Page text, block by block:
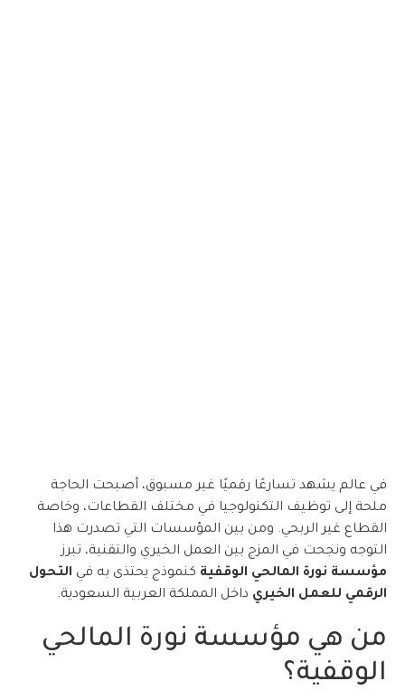
في عالم يشهد تسارعًا رقميًا غير مسبوق، أصبحت الحاجة
ملحة إلى توظيف التكنولوجيا في مختلف القطاعات، وخاصة
القطاع غير الربحي. ومن بين المؤسسات التي تصدرت هذا
التوجه ونجحت في المزج بين العمل الخيري والتقنية، تبرز
مؤسسة نورة المالحي الوقفية كنموذج يحتذى به في التحول
الرقمي للعمل الخيري داخل المملكة العربية السعودية.
من هي مؤسسة نورة المالحي
الوقفية؟